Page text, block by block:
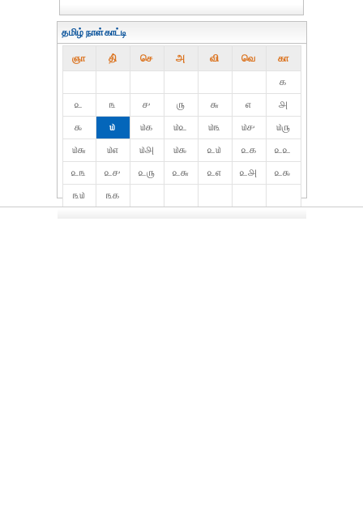
தமிழ் நாள்காட்டி
ஞா தி் செ அ வி வெ கா
௧
௨
௩ ௪ ௫ ௬ ௭
௮
௯
௰ ௰௧ ௰௨ ௰௩ ௰௪
௰௫
௰௬
௰௭ ௰௮ ௰௯ ௨௰ ௨௧
௨௨
௨௩
௨௪ ௨௫ ௨௬ ௨௭ ௨௮
௨௯
௩௰
௩௧